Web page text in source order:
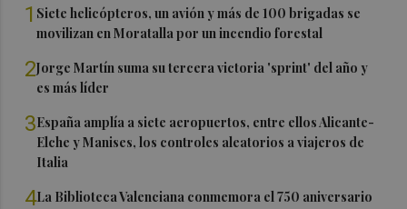
1 Siete helicópteros, un avión y más de 100 brigadas se
movilizan en Moratalla por un incendio forestal
2Jorge Martín suma su tercera victoria 'sprint' del año y
es más líder
3España amplía a siete aeropuertos, entre ellos Alicante-
Elche y Manises, los controles aleatorios a viajeros de
Italia
4La Biblioteca Valenciana conmemora el 750 aniversario